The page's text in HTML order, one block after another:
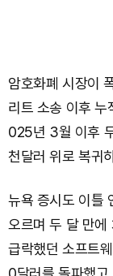
암호화폐 시장이
리트 소송 이후
025년 3월 이후
천달러 위로 복귀
뉴욕 증시도 이틀
오르며 두 달 만에
급락했던 소프트